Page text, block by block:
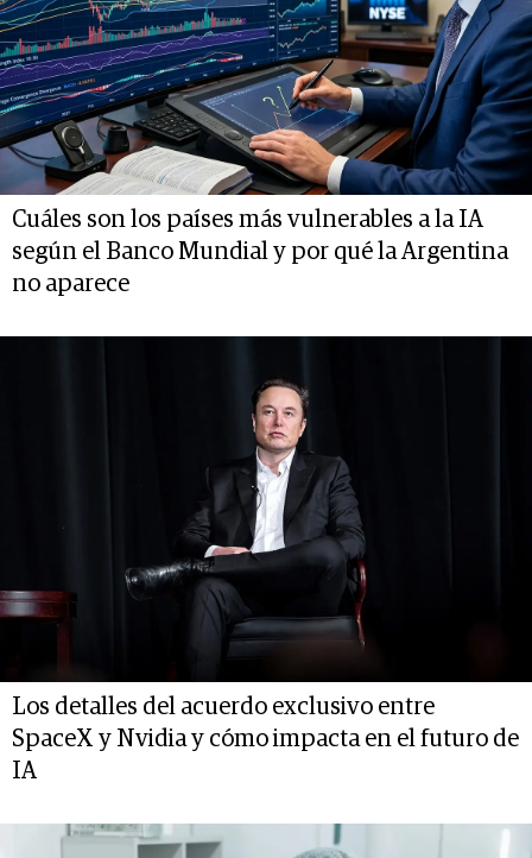
Cuáles son los países más vulnerables a la IA
según el Banco Mundial y por qué la Argentina
no aparece
Los detalles del acuerdo exclusivo entre
SpaceX y Nvidia y cómo impacta en el futuro de
IA